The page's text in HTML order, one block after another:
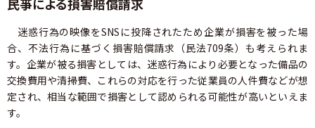
民亊による損害賠償請求
迷惑行為の映像をSNSに投降されたため企業が損害を被った場
合、不法行為に基づく損害賠償請求（民法709条）も考えられま
す。企業が被る損害としては、迷惑行為により必要となった備品の
交換費用や清掃費、これらの対応を行った従業員の人件費などが想
定され、相当な範囲で損害として認められる可能性が高いといえま
す。